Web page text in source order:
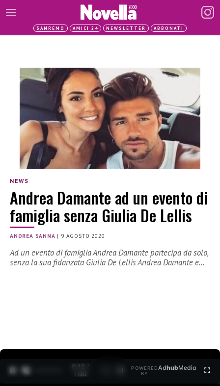
SANREMO AMICI 24 NEWSLETTER ABBONATI
NEWS
Andrea Damante ad un evento di
famiglia senza Giulia De Lellis
ANDREA SANNA | 9 AGOSTO 2020
Ad un evento di famiglia Andrea Damante partecipa da solo,
senza la sua fidanzata Giulia De Lellis Andrea Damante e…
0:12 /
1:40
POWERED
BY
AdhubMedia